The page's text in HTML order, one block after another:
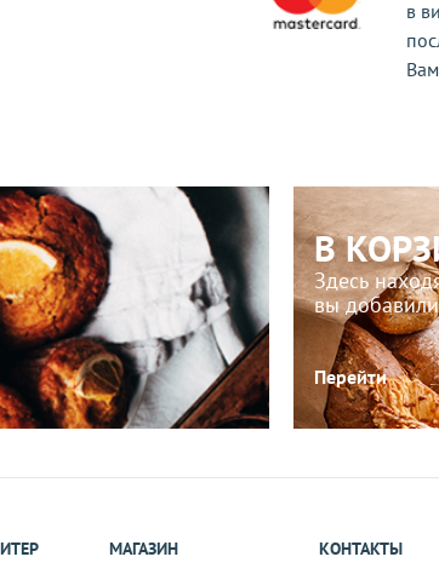
в
В
Здесь
вы
Перейти
МАГАЗИН КОНТАКТЫ